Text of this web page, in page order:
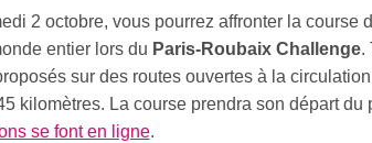
2 octobre, vous pourrez affronter la course
entier lors du Paris-Roubaix Challenge.
sur des routes ouvertes à la
kilomètres. La course prendra son départ du
se font en ligne.